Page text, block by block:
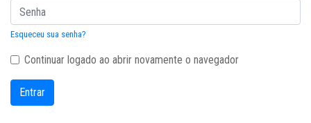
Esqueceu sua senha?
Continuar logado ao abrir novamente o navegador
Entrar